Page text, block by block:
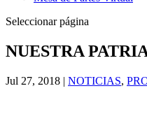
Seleccionar página
NUESTRA
Jul 27, 2018 | NOTICIAS,